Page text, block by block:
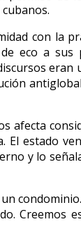
con la
eco a
estado
y lo
Creemos